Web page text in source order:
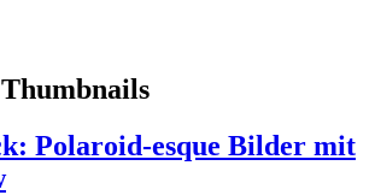
Thumbnails
Polaroid-esque Bilder mit